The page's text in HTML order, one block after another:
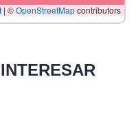
| ©OpenStreetMapcontributors